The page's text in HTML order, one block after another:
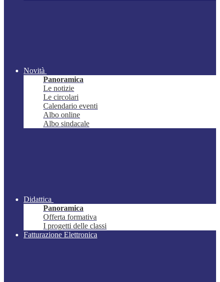
Novità
Panoramica
Le notizie
Le circolari
Calendario eventi
Albo online
Albo sindacale
Didattica
Panoramica
Offerta formativa
I progetti delle classi
Fatturazione Elettronica